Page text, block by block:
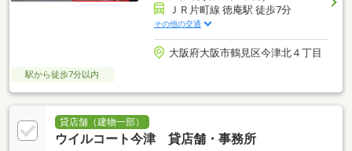
ＪＲ片町線 徳庵駅 徒歩7分
その他の交通
大阪府大阪市鶴見区今津北４丁目
駅から徒歩7分以内
貸店舗（建物一部）
ウイルコート今津 貸店舗・事務所